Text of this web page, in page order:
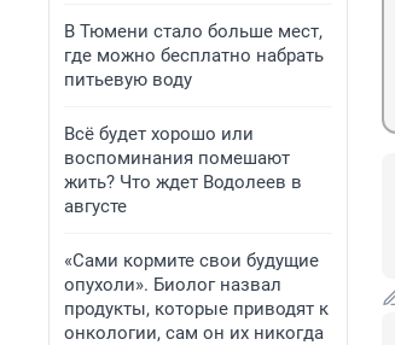
В Тюмени стало больше мест,
где можно бесплатно набрать
питьевую воду
Всё будет хорошо или
воспоминания помешают
жить? Что ждет Водолеев в
августе
«Сами кормите свои будущие
опухоли». Биолог назвал
продукты, которые приводят к
онкологии, сам он их никогда